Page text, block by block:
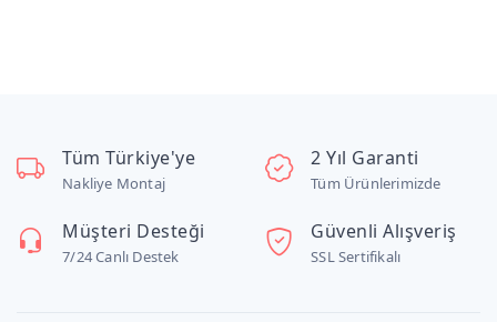
Tüm Türkiye'ye
Nakliye Montaj
2 Yıl Garanti
Tüm Ürünlerimizde
Müşteri Desteği
7/24 Canlı Destek
Güvenli Alışveriş
SSL Sertifikalı